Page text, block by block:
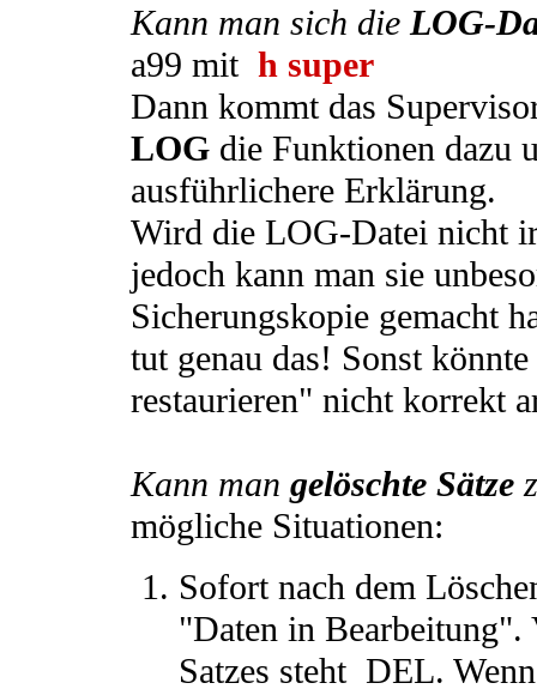
Kann man sich dieLOG-
a99 mit h super
Dann kommt das
LOGdie Funktionen dazu
ausführlichere Erklärung.
Wird die LOG-Datei nicht
jedoch kann man sie
Sicherungskopie gemacht
tut genau das! Sonst
restaurieren" nicht korrekt
Kann man gelöschte Sätze
mögliche Situationen:
Sofort nach dem
"Daten in Bearbeitung".
Satzes steht DEL.